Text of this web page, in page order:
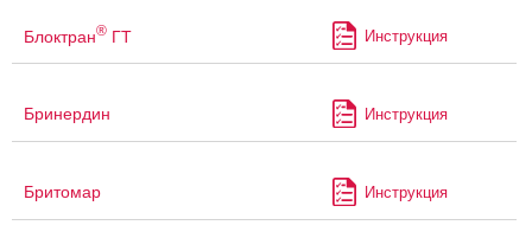
Блоктран® ГТ Инструкция
Бринердин Инструкция
Бритомар Инструкция